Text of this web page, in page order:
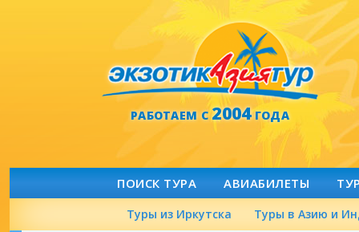
РАБОТАЕМ С2004ГОДА
ПОИСК ТУРА АВИАБИЛЕТЫ
Туры из Иркутска Туры в Азию и